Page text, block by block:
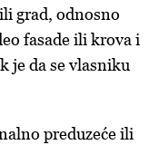
grad, odnosno
fasade ili krova i
je da se vlasniku
preduzeće ili